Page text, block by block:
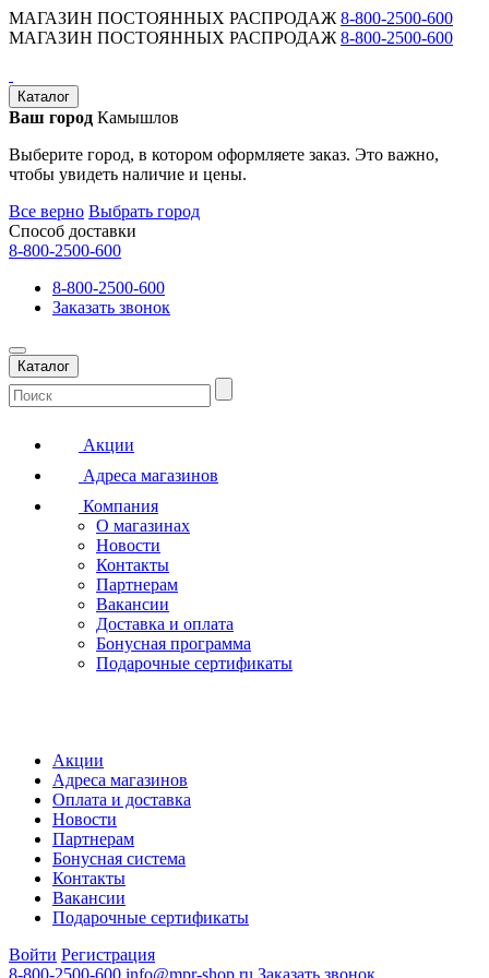
МАГАЗИН ПОСТОЯННЫХ РАСПРОДАЖ 8-800-2500-600
МАГАЗИН ПОСТОЯННЫХ РАСПРОДАЖ 8-800-2500-600
Каталог
Ваш город Камышлов
Выберите город, в котором оформляете заказ. Это важно,
чтобы увидеть наличие и цены.
Все верно Выбрать город
Способ доставки
8-800-2500-600
8-800-2500-600
Заказать звонок
Каталог
Акции
Адреса магазинов
Компания
О магазинах
Новости
Контакты
Партнерам
Вакансии
Доставка и оплата
Бонусная программа
Подарочные сертификаты
Акции
Адреса магазинов
Оплата и доставка
Новости
Партнерам
Бонусная система
Контакты
Вакансии
Подарочные сертификаты
Войти Регистрация
8-800-2500-600 info@mpr-shop.ru Заказать звонок